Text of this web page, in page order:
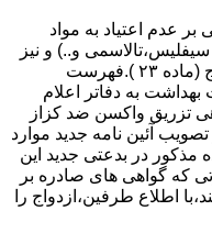
عدم اعتیاد به مواد
و..) و نیز
واکسیناسیون زوجین،قبل از ثبت ازدواج (ماده ۲۳ ).فهرست
به دفاتر اعلام
تزریق واکسن ضد کزاز
آئین نامه جدید موارد
در بدعتی جدید این
که گواهی های صادره بر
اطلاع طرفین،ازدواج را